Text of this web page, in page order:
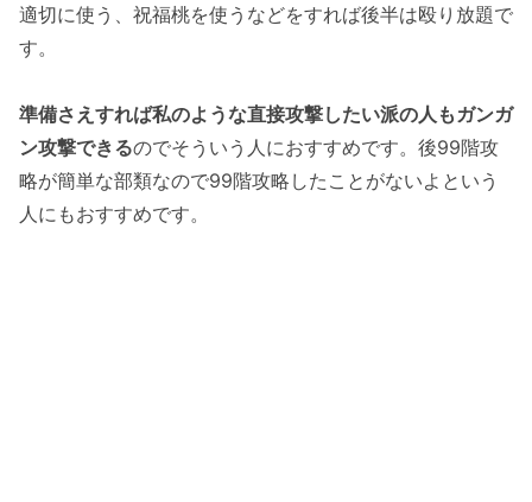
適切に使う、祝福桃を使うなどをすれば後半は殴り放題で
す。
準備さえすれば私のような直接攻撃したい派の人もガンガ
ン攻撃できるのでそういう人におすすめです。後99階攻
略が簡単な部類なので99階攻略したことがないよという
人にもおすすめです。